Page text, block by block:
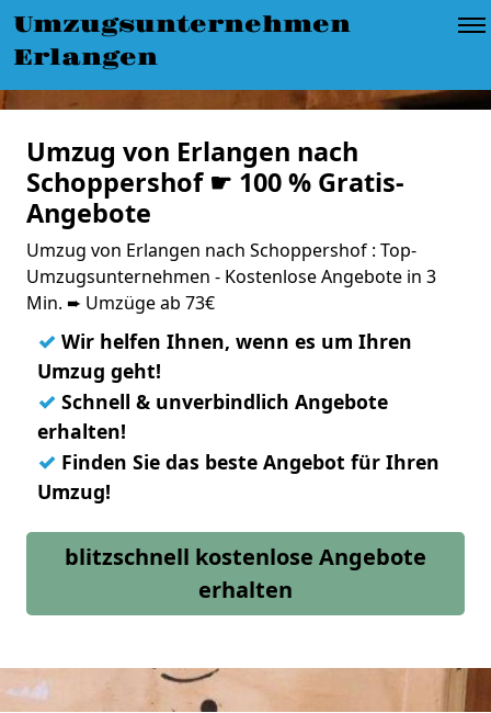
Umzugsunternehmen
Erlangen
Umzug von Erlangen nach
Schoppershof ☛ 100 % Gratis-
Angebote
Umzug von Erlangen nach Schoppershof : Top-
Umzugsunternehmen - Kostenlose Angebote in 3
Min. ➨ Umzüge ab 73€
✓ Wir helfen Ihnen, wenn es um Ihren
Umzug geht!
✓ Schnell & unverbindlich Angebote
erhalten!
✓ Finden Sie das beste Angebot für Ihren
Umzug!
blitzschnell kostenlose Angebote
erhalten